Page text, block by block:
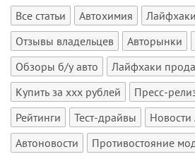
Все статьи Автохимия
Отзывы владельцев
Авторынки
Обзоры б/у авто
Лайфхаки
Купить за xxx рублей
Пресс-
Рейтинги
Тест-драйвы
Новости
Автоновости
Противостояние